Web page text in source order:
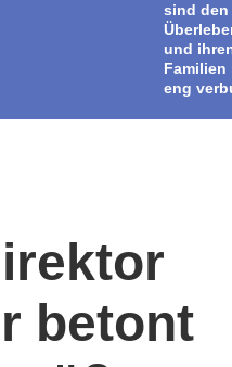
sind den
und
Familien
eng
betont